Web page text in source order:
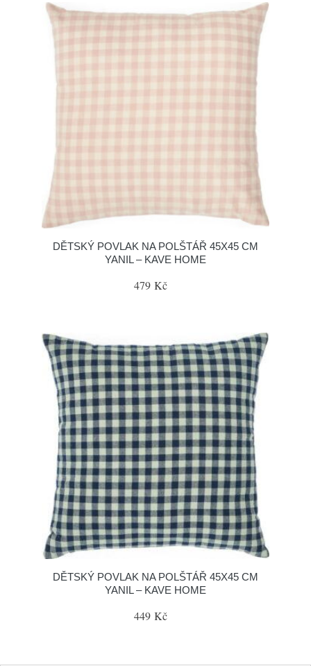
DĚTSKÝ POVLAK NA POLŠTÁŘ 45X45 CM
YANIL – KAVE HOME
479 Kč
DĚTSKÝ POVLAK NA POLŠTÁŘ 45X45 CM
YANIL – KAVE HOME
449 Kč